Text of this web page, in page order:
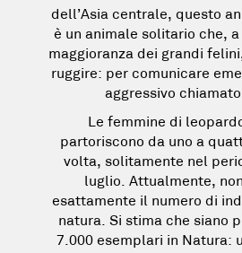
dell’Asia centrale, questo
è un animale solitario che,
maggioranza dei grandi
ruggire: per comunicare
aggressivo
Le femmine di
partoriscono da uno a
volta, solitamente nel
luglio. Attualmente,
esattamente il numero di
natura. Si stima che siano
7.000 esemplari in Natura: